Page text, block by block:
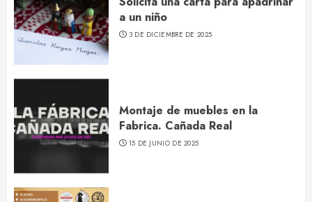
a un niño
3 DE DICIEMBRE DE 2025
Montaje de muebles en la
Fabrica. Cañada Real
15 DE JUNIO DE 2025